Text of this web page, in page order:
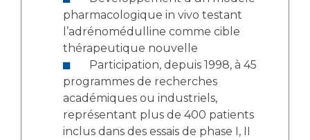
pharmacologique in vivo testant
l’adrénomédulline comme cible
thérapeutique nouvelle
programmes de recherches
académiques ou industriels,
représentant plus de 400 patients
inclus dans des essais de phase I, II